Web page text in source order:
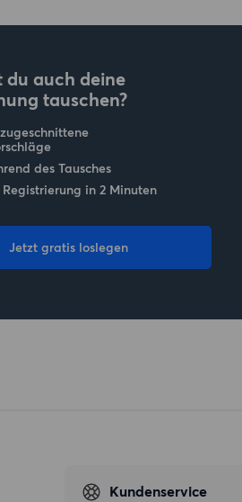
du auch deine
tauschen?
des Tausches
in 2 Minuten
Jetzt gratis loslegen
Kundenservice